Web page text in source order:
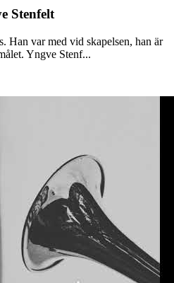
Stenfelt
Han var med vid skapelsen, han är
Yngve Stenf...